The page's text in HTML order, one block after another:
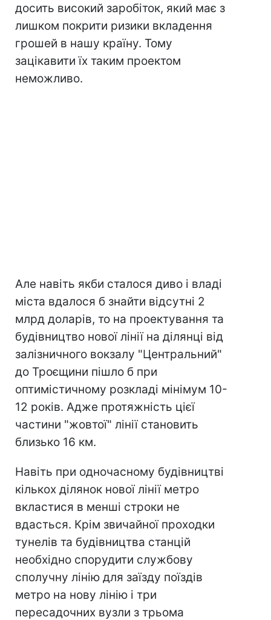
досить високий заробіток, який має з
лишком покрити ризики вкладення
грошей в нашу країну. Тому
зацікавити їх таким проектом
неможливо.
Але навіть якби сталося диво і владі
міста вдалося б знайти відсутні 2
млрд доларів, то на проектування та
будівництво нової лінії на ділянці від
залізничного вокзалу "Центральний"
до Троєщини пішло б при
оптимістичному розкладі мінімум 10-
12 років. Адже протяжність цієї
частини "жовтої" лінії становить
близько 16 км.
Навіть при одночасному будівництві
кількох ділянок нової лінії метро
вкластися в менші строки не
вдасться. Крім звичайної проходки
тунелів та будівництва станцій
необхідно спорудити службову
сполучну лінію для заїзду поїздів
метро на нову лінію і три
пересадочних вузли з трьома